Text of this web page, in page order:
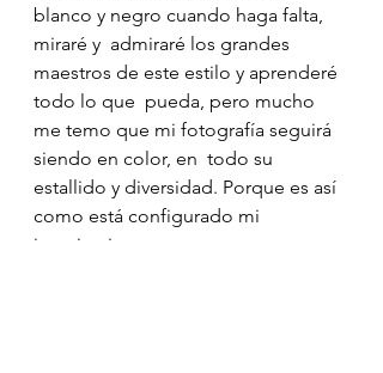
blanco y negro cuando haga falta,
miraré y  admiraré los grandes
maestros de este estilo y aprenderé
todo lo que  pueda, pero mucho
me temo que mi fotografía seguirá
siendo en color, en  todo su
estallido y diversidad. Porque es así
como está configurado mi
imaginario.